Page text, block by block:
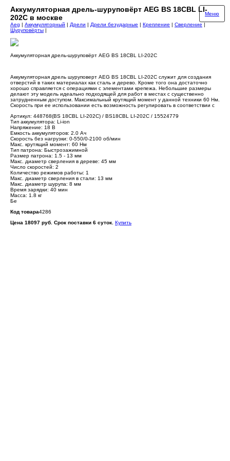
Аккумуляторная дрель-шуруповёрт AEG BS 18CBL LI-
202C в москве
Меню
Aeg | Аккумуляторный | Дрели | Дрели безударные | Крепление | Сверление |
Шуруповёрты |
Аккумуляторная дрель-шуруповёрт AEG BS 18CBL LI-202C
Аккумуляторная дрель шуруповерт AEG BS 18CBL LI-202C служит для создания
отверстий в таких материалах как сталь и дерево. Кроме того она достаточно
хорошо справляется с операциями с элементами крепежа. Небольшие размеры
делают эту модель идеально подходящей для работ в местах с существенно
затрудненным доступом. Максимальный крутящий момент у данной техники 60 Нм.
Скорость при ее использовании есть возможность регулировать в соответствии с
Артикул: 448768(BS 18CBL LI-202С) / BS18CBL LI-202C / 15524779
Тип аккумулятора: Li-ion
Напряжение: 18 В
Емкость аккумуляторов: 2.0 Ач
Скорость без нагрузки: 0-550/0-2100 об/мин
Макс. крутящий момент: 60 Нм
Тип патрона: Быстрозажимной
Размер патрона: 1.5 - 13 мм
Макс. диаметр сверления в дереве: 45 мм
Число скоростей: 2
Количество режимов работы: 1
Макс. диаметр сверления в стали: 13 мм
Макс. диаметр шурупа: 8 мм
Время зарядки: 40 мин
Масса: 1.8 кг
Бе
Код товара4286
Цена 18097 руб. Срок поставки 6 суток. Купить